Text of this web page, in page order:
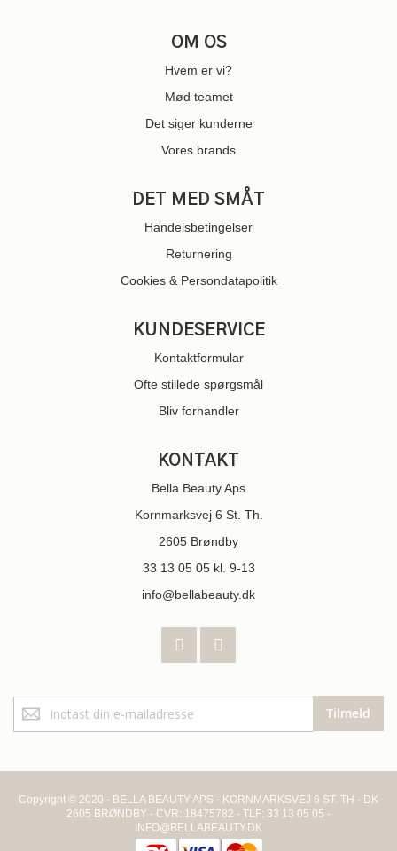
OM OS
Hvem er vi?
Mød teamet
Det siger kunderne
Vores brands
DET MED SMÅT
Handelsbetingelser
Returnering
Cookies & Persondatapolitik
KUNDESERVICE
Kontaktformular
Ofte stillede spørgsmål
Bliv forhandler
KONTAKT
Bella Beauty Aps
Kornmarksvej 6 St. Th.
2605 Brøndby
33 13 05 05kl. 9-13
info@bellabeauty.dk
Tilmeld
dig
Tilmeld
Copyright © 2020 - BELLA BEAUTY APS - KORNMARKSVEJ 6 ST. TH - DK
2605 BRØNDBY - CVR: 18475782 - TLF: 33 13 05 05 -
INFO@BELLABEAUTY.DK